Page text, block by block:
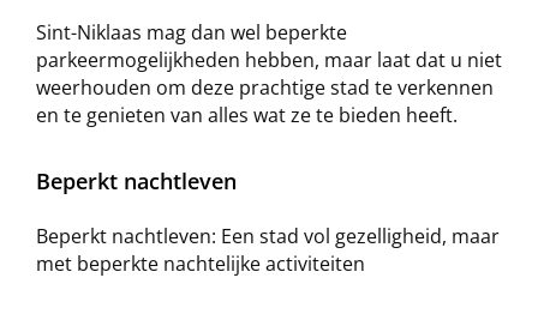
Sint-Niklaas mag dan wel beperkte
parkeermogelijkheden hebben, maar laat dat u niet
weerhouden om deze prachtige stad te verkennen
en te genieten van alles wat ze te bieden heeft.
Beperkt nachtleven
Beperkt nachtleven: Een stad vol gezelligheid, maar
met beperkte nachtelijke activiteiten